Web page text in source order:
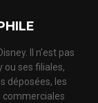
Il n'est pas
ou ses filiales,
déposées, les
commerciales